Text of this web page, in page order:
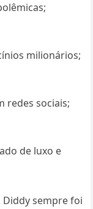
milionários;
redes sociais;
de luxo e
Diddy sempre foi